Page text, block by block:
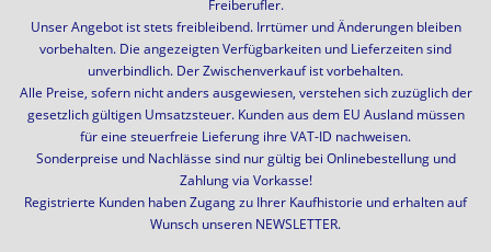
Freiberufler.
Unser Angebot ist stets freibleibend. Irrtümer und Änderungen bleiben
vorbehalten. Die angezeigten Verfügbarkeiten und Lieferzeiten sind
unverbindlich. Der Zwischenverkauf ist vorbehalten.
Alle Preise, sofern nicht anders ausgewiesen, verstehen sich zuzüglich der
gesetzlich gültigen Umsatzsteuer. Kunden aus dem EU Ausland müssen
für eine steuerfreie Lieferung ihre VAT-ID nachweisen.
Sonderpreise und Nachlässe sind nur gültig bei Onlinebestellung und
Zahlung via Vorkasse!
Registrierte Kunden haben Zugang zu Ihrer Kaufhistorie und erhalten auf
Wunsch unseren NEWSLETTER.